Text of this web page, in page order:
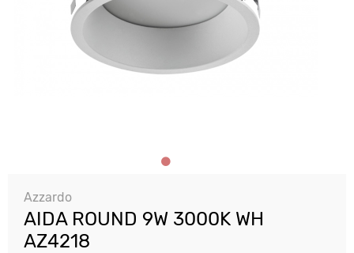
Azzardo
AIDA ROUND 9W 3000K WH
AZ4218